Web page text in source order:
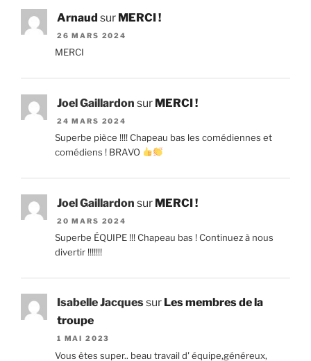
Arnaud sur MERCI !
26 MARS 2024
MERCI
Joel Gaillardon sur MERCI !
24 MARS 2024
Superbe pièce !!!! Chapeau bas les comédiennes et
comédiens ! BRAVO
Joel Gaillardon sur MERCI !
20 MARS 2024
Superbe ÉQUIPE !!! Chapeau bas ! Continuez à nous
divertir !!!!!!!
Isabelle Jacquessur Les membres de la
troupe
1 MAI 2023
Vous êtes super.. beau travail d' équipe,généreux,